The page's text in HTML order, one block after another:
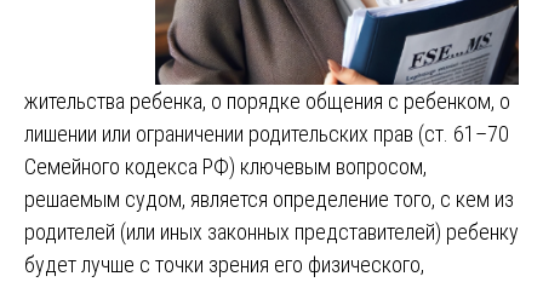
жительства ребенка, о порядке общения с ребенком, о
лишении или ограничении родительских прав (ст. 61–70
Семейного кодекса РФ) ключевым вопросом,
решаемым судом, является определение того, с кем из
родителей (или иных законных представителей) ребенку
будет лучше с точки зрения его физического,